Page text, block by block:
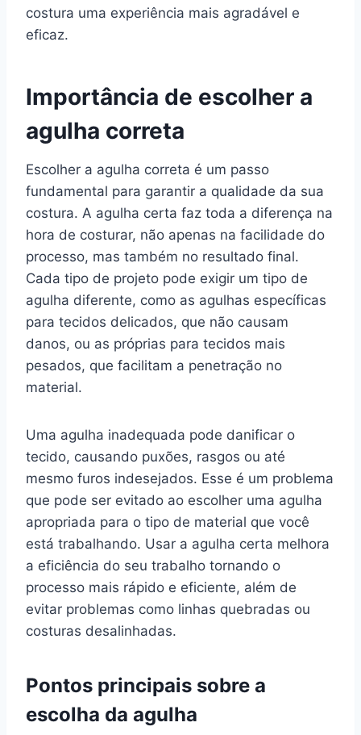
costura uma experiência mais agradável e
eficaz.
Importância de escolher a
agulha correta
Escolher a agulha correta é um passo
fundamental para garantir a qualidade da sua
costura. A agulha certa faz toda a diferença na
hora de costurar, não apenas na facilidade do
processo, mas também no resultado final.
Cada tipo de projeto pode exigir um tipo de
agulha diferente, como as agulhas específicas
para tecidos delicados, que não causam
danos, ou as próprias para tecidos mais
pesados, que facilitam a penetração no
material.
Uma agulha inadequada pode danificar o
tecido, causando puxões, rasgos ou até
mesmo furos indesejados. Esse é um problema
que pode ser evitado ao escolher uma agulha
apropriada para o tipo de material que você
está trabalhando. Usar a agulha certa melhora
a eficiência do seu trabalho tornando o
processo mais rápido e eficiente, além de
evitar problemas como linhas quebradas ou
costuras desalinhadas.
Pontos principais sobre a
escolha da agulha